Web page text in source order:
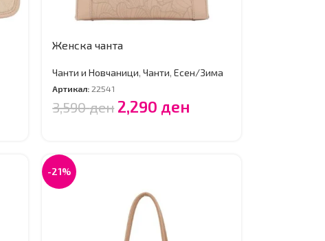
Женска чанта
Чанти и Новчаници, Чанти, Есен/Зима
Артикал:22541
3,590ден 2,290 ден
-21%